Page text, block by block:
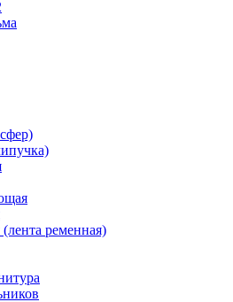
ременная)